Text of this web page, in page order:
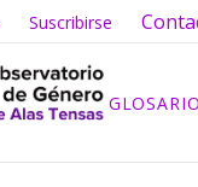
Suscribirse